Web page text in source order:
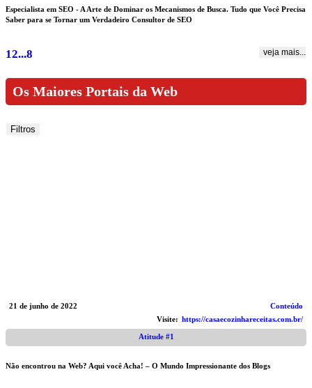
Especialista em SEO - A Arte de Dominar os Mecanismos de Busca. Tudo que Você Precisa
Saber para se Tornar um Verdadeiro Consultor de SEO
veja mais...
12...8
Os Maiores Portais da Web
Filtros
21 de junho de 2022
Conteúdo
Visite: https://casaecozinhareceitas.com.br/
Atitude #1
Não encontrou na Web? Aqui você Acha! – O Mundo Impressionante dos Blogs